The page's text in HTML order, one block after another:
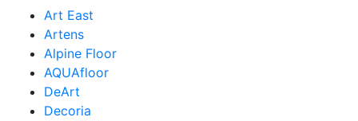
Art East
Artens
Alpine Floor
AQUAfloor
DeArt
Decoria